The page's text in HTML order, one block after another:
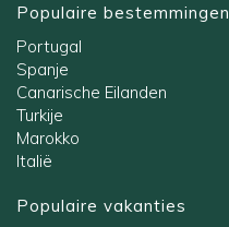
Populaire bestemmingen
Portugal
Spanje
Canarische Eilanden
Turkije
Marokko
Italië
Populaire vakanties